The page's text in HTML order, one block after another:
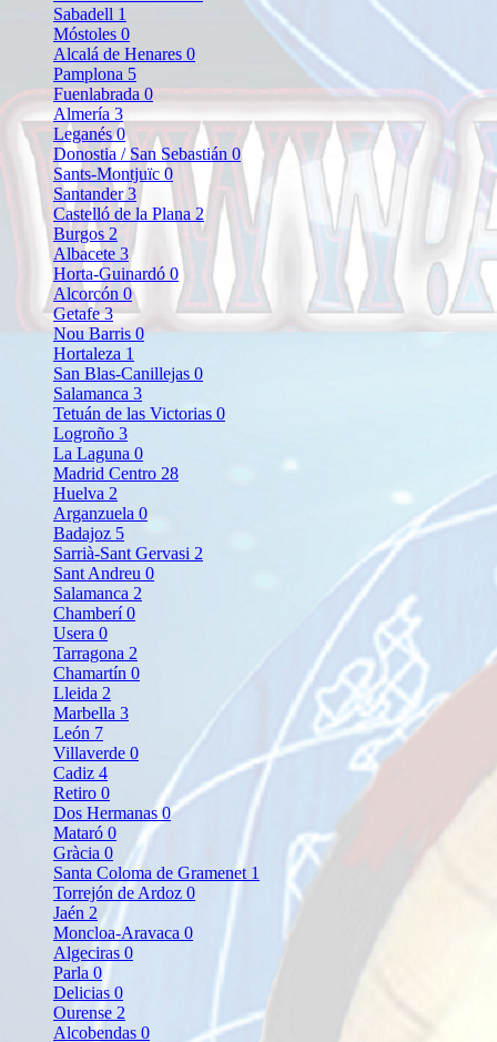
Sabadell 1
Móstoles 0
Alcalá de Henares 0
Pamplona 5
Fuenlabrada0
Almería 3
Leganés0
Donostia / San Sebastián 0
Sants-Montjuïc 0
Santander3
Castelló de la Plana2
Burgos 2
Albacete 3
Horta-Guinardó 0
Alcorcón 0
Getafe3
Nou Barris0
Hortaleza 1
San Blas-Canillejas 0
Salamanca 3
Tetuán de las Victorias 0
Logroño 3
La Laguna 0
Madrid Centro 28
Huelva 2
Arganzuela 0
Badajoz 5
Sarrià-Sant Gervasi 2
Sant Andreu 0
Salamanca 2
Chamberí0
Usera 0
Tarragona 2
Chamartín 0
Lleida 2
Marbella 3
León 7
Villaverde 0
Cadiz 4
Retiro 0
Dos Hermanas0
Mataró 0
Gràcia 0
Santa Coloma de Gramenet 1
Torrejón de Ardoz 0
Jaén 2
Moncloa-Aravaca 0
Algeciras 0
Parla 0
Delicias 0
Ourense 2
Alcobendas 0